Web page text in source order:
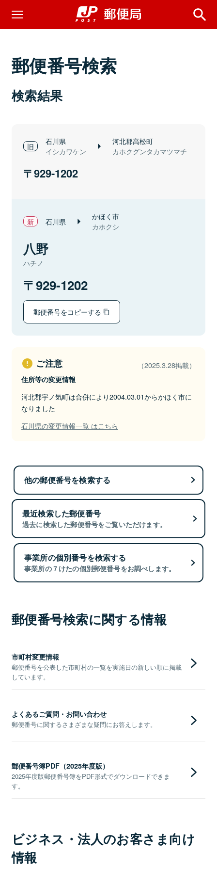
郵便番号検索
検索結果
石川県
イシカワケン
河北郡高松町
カホクグンタカマツマチ
929-1202
石川県 かほく市
カホクシ
八野
ハチノ
929-1202
郵便番号をコピーする
ご注意 （2025.3.28掲載）
住所等の変更情報
河北郡宇ノ気町は合併により2004.03.01からかほく市に
なりました
石川県の変更情報一覧 はこちら
他の郵便番号を検索する
最近検索した郵便番号
過去に検索した郵便番号をご覧いただけます。
事業所の個別番号を検索する
事業所の７けたの個別郵便番号をお調べします。
郵便番号検索に関する情報
市町村変更情報
郵便番号を公表した市町村の一覧を実施日の新しい順に掲載
しています。
よくあるご質問・お問い合わせ
郵便番号に関するさまざまな疑問にお答えします。
郵便番号簿PDF（2025年度版）
2025年度版郵便番号簿をPDF形式でダウンロードできま
す。
ビジネス・法人のお客さま向け
情報